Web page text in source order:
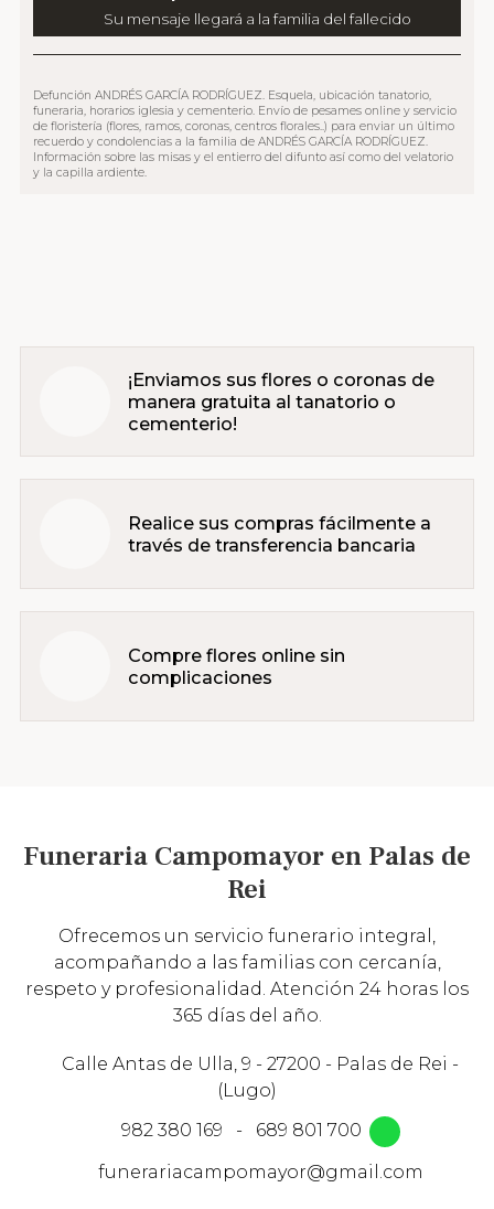
Su mensaje llegará a la familia del fallecido
Defunción ANDRÉS GARCÍA RODRÍGUEZ. Esquela, ubicación tanatorio,
funeraria, horarios iglesia y cementerio. Envío de pesames online y servicio
de floristería (flores, ramos, coronas, centros florales..) para enviar un último
recuerdo y condolencias a la familia de ANDRÉS GARCÍA RODRÍGUEZ.
Información sobre las misas y el entierro del difunto así como del velatorio
y la capilla ardiente.
¡Enviamos sus flores o coronas de
manera gratuita al tanatorio o
cementerio!
Realice sus compras fácilmente a
través de transferencia bancaria
Compre flores online sin
complicaciones
Funeraria Campomayor en Palas de
Rei
Ofrecemos un servicio funerario integral,
acompañando a las familias con cercanía,
respeto y profesionalidad. Atención 24 horas los
365 días del año.
Calle Antas de Ulla, 9 - 27200 - Palas de Rei -
(Lugo)
982 380 169
-
689 801 700
funerariacampomayor@gmail.com